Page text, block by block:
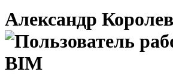
Александр Королев